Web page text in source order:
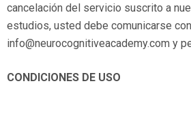
cancelación del servicio suscrito a
estudios, usted debe comunicarse
info@neurocognitiveacademy.com y
CONDICIONES DE USO